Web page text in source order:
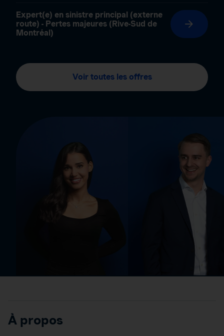
Expert(e) en sinistre principal (externe
route) - Pertes majeures (Rive-Sud de
Montréal)
Voir toutes les offres
À propos